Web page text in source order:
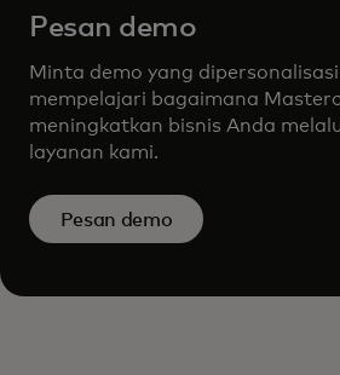
Pesan demo
Minta demo yang
mempelajari bagaimana
meningkatkan bisnis Anda
layanan kami.
Pesan demo